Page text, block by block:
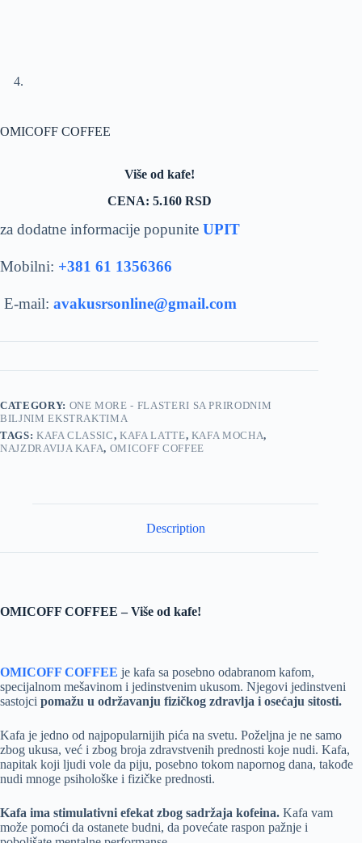
OMICOFF COFFEE
Više od kafe!
CENA: 5.160 RSD
za dodatne informacije popunite UPIT
Mobilni: +381 61 1356366
E-mail: avakusrsonline@gmail.com
CATEGORY: ONE MORE - FLASTERI SA PRIRODNIM
BILJNIM EKSTRAKTIMA
TAGS: KAFA CLASSIC,KAFA LATTE, KAFA MOCHA,
NAJZDRAVIJA KAFA, OMICOFF COFFEE
Description
OMICOFF COFFEE – Više od kafe!
OMICOFF COFFEE je kafa sa posebno odabranom kafom,
specijalnom mešavinom i jedinstvenim ukusom. Njegovi jedinstveni
sastojci pomažu u održavanju fizičkog zdravlja i osećaju sitosti.
Kafa je jedno od najpopularnijih pića na svetu. Poželjna je ne samo
zbog ukusa, već i zbog broja zdravstvenih prednosti koje nudi. Kafa,
napitak koji ljudi vole da piju, posebno tokom napornog dana, takođe
nudi mnoge psihološke i fizičke prednosti.
Kafa ima stimulativni efekat zbog sadržaja kofeina. Kafa vam
može pomoći da ostanete budni, da povećate raspon pažnje i